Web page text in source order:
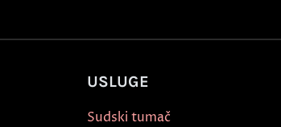
USLUGE
Sudski tumač